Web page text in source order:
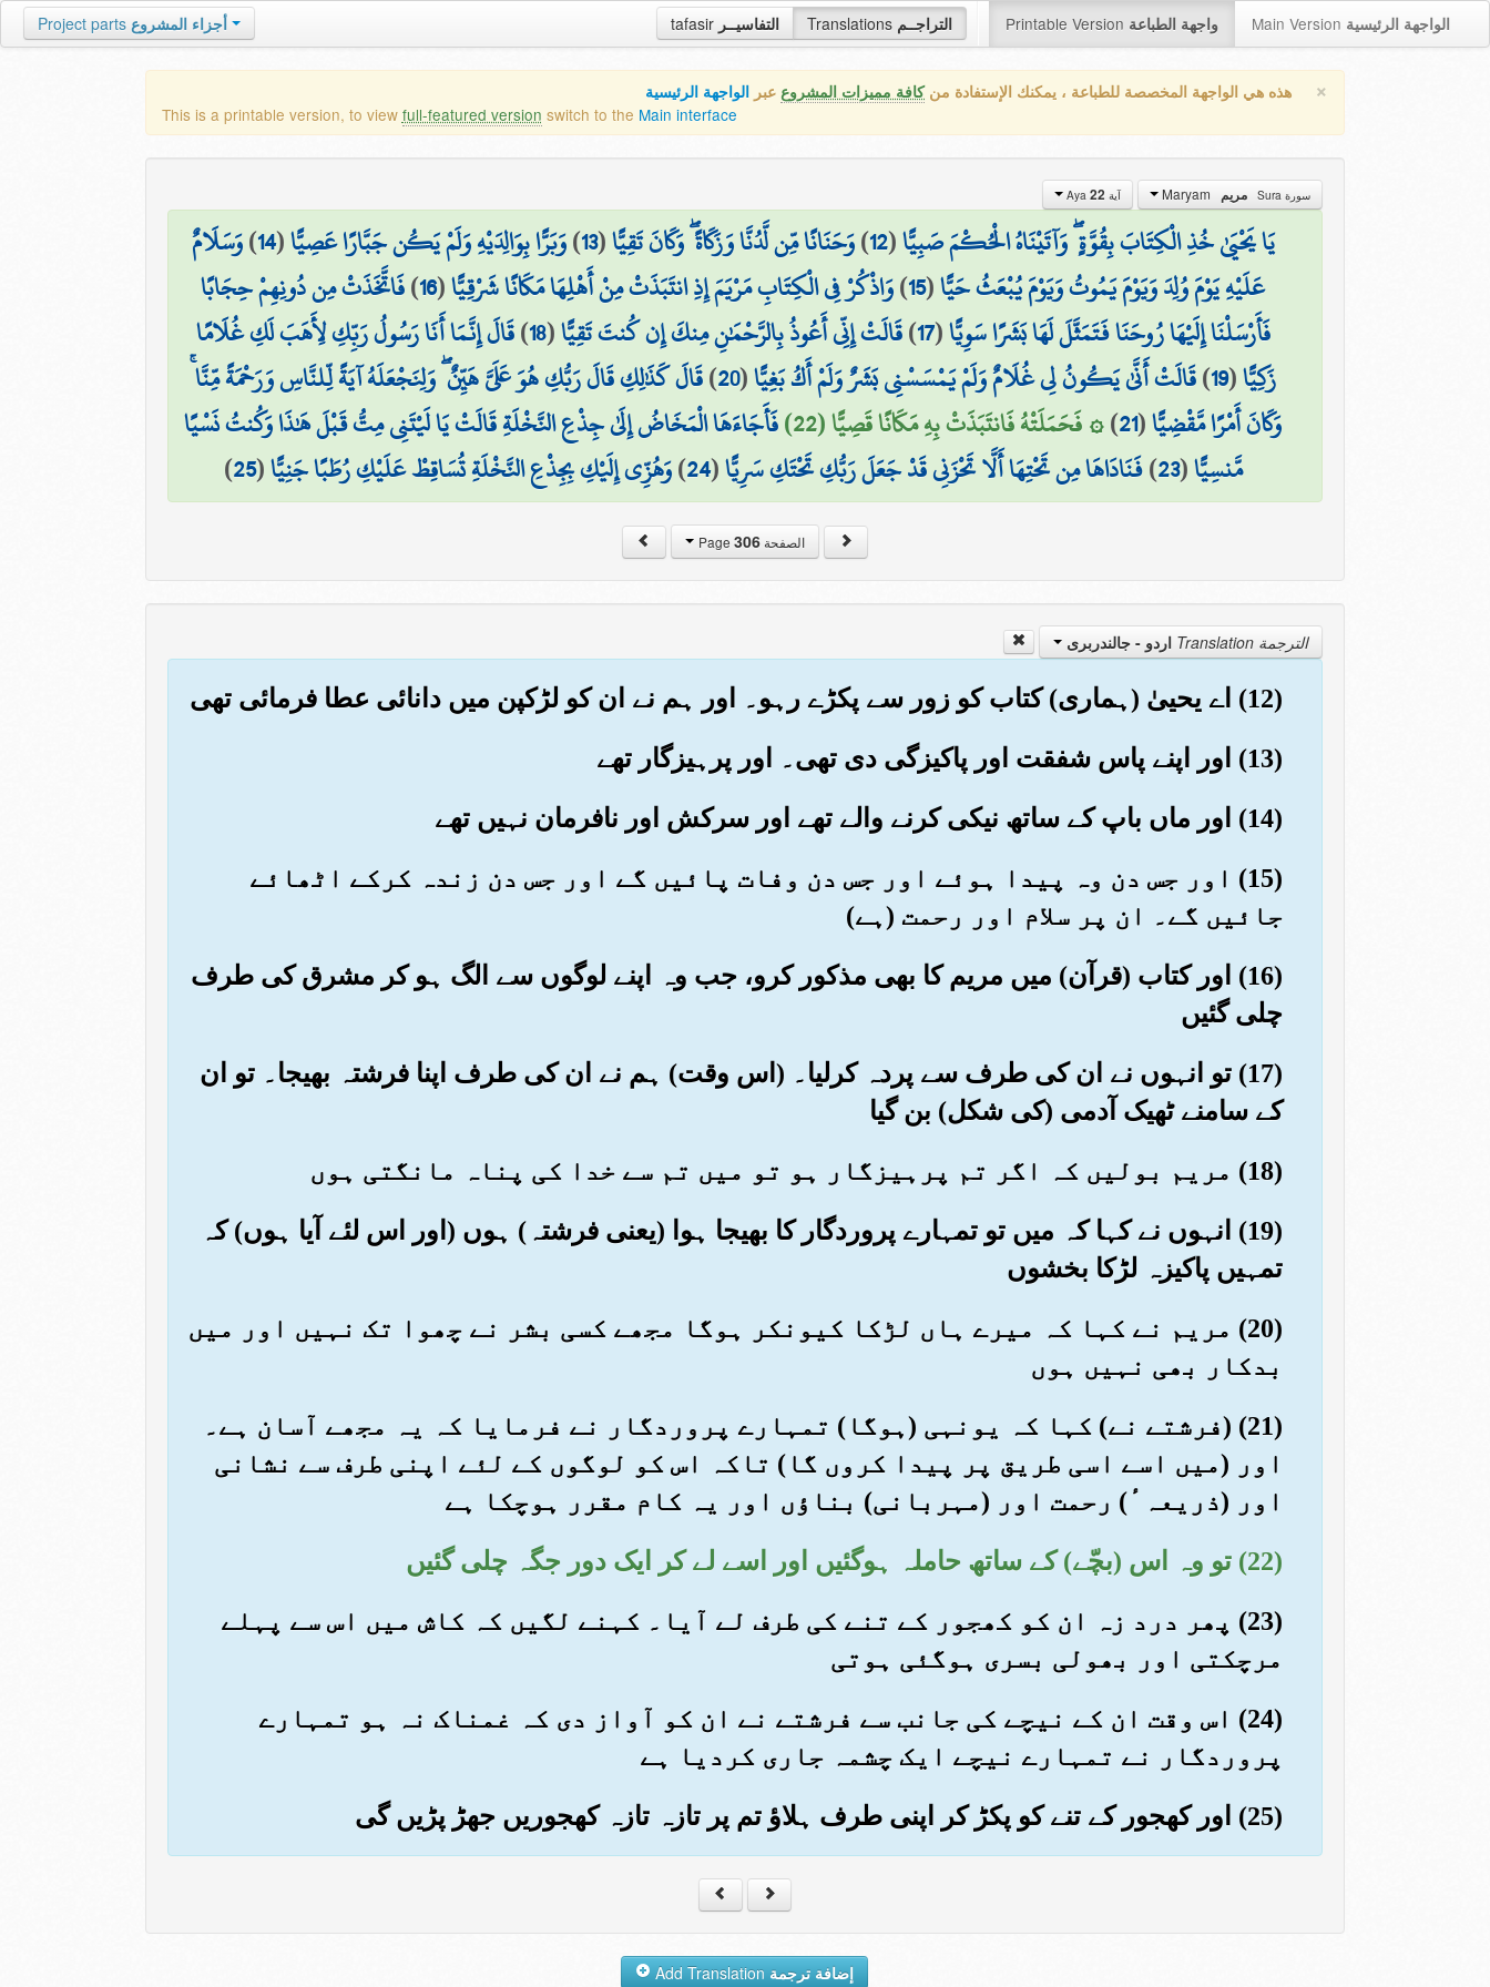
tafasir التفاسيــر Translations التراجــم Printable Version واجهة الطباعة Main Version الواجهة الرئيسية Project parts أجزاء المشروع
× هذه هي الواجهة المخصصة للطباعة ، يمكنك الإستفادة منكافة مميزات المشروع عبر الواجهة الرئيسية
This is a printable version, to view full-featured version switch to the Main interface
سورة Sura مريم آية Aya 22
يَا يَحْيَىٰ خُذِ الْكِتَابَ بِقُوَّةٍ ۖ وَآتَيْنَاهُ الْحُكْمَ صَبِيًّا(
12
)وَحَنَانًا مِّن لَّدُنَّا وَزَكَاةً ۖ وَكَانَ تَقِيًّا(
13
)وَبَرًّا بِوَالِدَيْهِ وَلَمْ يَكُن جَبَّارًا عَصِيًّا(
14
)وَسَلَامٌ
عَلَيْهِ يَوْمَ وُلِدَ وَيَوْمَ يَمُوتُ وَيَوْمَ يُبْعَثُ حَيًّا(
15
)وَاذْكُرْ فِي الْكِتَابِ مَرْيَمَ إِذِ انتَبَذَتْ مِنْ أَهْلِهَا مَكَانًا شَرْقِيًّا(
16
)فَاتَّخَذَتْ مِن دُونِهِمْ حِجَابًا
فَأَرْسَلْنَا إِلَيْهَا رُوحَنَا فَتَمَثَّلَ لَهَا بَشَرًا سَوِيًّا(
17
)قَالَتْ إِنِّي أَعُوذُ بِالرَّحْمَٰنِ مِنكَ إِن كُنتَ تَقِيًّا(
18
)قَالَ إِنَّمَا أَنَا رَسُولُ رَبِّكِ لِأَهَبَ لَكِ غُلَامًا
زَكِيًّا(
19
)قَالَتْ أَنَّىٰ يَكُونُ لِي غُلَامٌ وَلَمْ يَمْسَسْنِي بَشَرٌ وَلَمْ أَكُ بَغِيًّا(
20
)قَالَ كَذَٰلِكِ قَالَ رَبُّكِ هُوَ عَلَيَّ هَيِّنٌ ۖ وَلِنَجْعَلَهُ آيَةً لِّلنَّاسِ وَرَحْمَةً مِّنَّا ۚ
وَكَانَ أَمْرًا مَّقْضِيًّا(
21
)۞ فَحَمَلَتْهُ فَانتَبَذَتْ بِهِ مَكَانًا قَصِيًّا (22)
فَأَجَاءَهَا الْمَخَاضُ إِلَىٰ جِذْعِ النَّخْلَةِ قَالَتْ يَا لَيْتَنِي مِتُّ قَبْلَ هَٰذَا وَكُنتُ نَسْيًا
مَّنسِيًّا(
23
)فَنَادَاهَا مِن تَحْتِهَا أَلَّا تَحْزَنِي قَدْ جَعَلَ رَبُّكِ تَحْتَكِ سَرِيًّا(
24
)وَهُزِّي إِلَيْكِ بِجِذْعِ النَّخْلَةِ تُسَاقِطْ عَلَيْكِ رُطَبًا جَنِيًّا(
25
)
الصفحة Page306
الترجمة Translation اردو - جالندربرى
(12) اے یحییٰ (ہماری) کتاب کو زور سے پکڑے رہو۔ اور ہم نے ان کو لڑکپن میں دانائی عطا فرمائی تھی
(13) اور اپنے پاس شفقت اور پاکیزگی دی تھی۔ اور پرہیزگار تھے
(14) اور ماں باپ کے ساتھ نیکی کرنے والے تھے اور سرکش اور نافرمان نہیں تھے
(15) اور جس دن وہ پیدا ہوئے اور جس دن وفات پائیں گے اور جس دن زندہ کرکے اٹھائے
جائیں گے۔ ان پر سلام اور رحمت (ہے)
(16) اور کتاب (قرآن) میں مریم کا بھی مذکور کرو، جب وہ اپنے لوگوں سے الگ ہو کر مشرق کی طرف
چلی گئیں
(17) تو انہوں نے ان کی طرف سے پردہ کرلیا۔ (اس وقت) ہم نے ان کی طرف اپنا فرشتہ بھیجا۔ تو ان
کے سامنے ٹھیک آدمی (کی شکل) بن گیا
(18) مریم بولیں کہ اگر تم پرہیزگار ہو تو میں تم سے خدا کی پناہ مانگتی ہوں
(19) انہوں نے کہا کہ میں تو تمہارے پروردگار کا بھیجا ہوا (یعنی فرشتہ) ہوں (اور اس لئے آیا ہوں) کہ
تمہیں پاکیزہ لڑکا بخشوں
(20) مریم نے کہا کہ میرے ہاں لڑکا کیونکر ہوگا مجھے کسی بشر نے چھوا تک نہیں اور میں
بدکار بھی نہیں ہوں
(21) (فرشتے نے) کہا کہ یونہی (ہوگا) تمہارے پروردگار نے فرمایا کہ یہ مجھے آسان ہے۔
اور (میں اسے اسی طریق پر پیدا کروں گا) تاکہ اس کو لوگوں کے لئے اپنی طرف سے نشانی
اور (ذریعہٴ) رحمت اور (مہربانی) بناؤں اور یہ کام مقرر ہوچکا ہے
(22) تو وہ اس (بچّے) کے ساتھ حاملہ ہوگئیں اور اسے لے کر ایک دور جگہ چلی گئیں
(23) پھر درد زہ ان کو کھجور کے تنے کی طرف لے آیا۔ کہنے لگیں کہ کاش میں اس سے پہلے
مرچکتی اور بھولی بسری ہوگئی ہوتی
(24) اس وقت ان کے نیچے کی جانب سے فرشتے نے ان کو آواز دی کہ غمناک نہ ہو تمہارے
پروردگار نے تمہارے نیچے ایک چشمہ جاری کردیا ہے
(25) اور کھجور کے تنے کو پکڑ کر اپنی طرف ہلاؤ تم پر تازہ تازہ کھجوریں جھڑ پڑیں گی
إضافة ترجمة